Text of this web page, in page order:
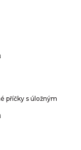
příčky s úložným